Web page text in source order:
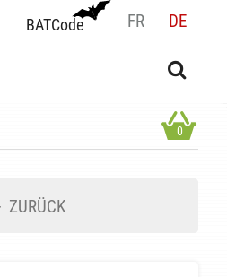
BATCode FR DE
OK
0
ZURÜCK